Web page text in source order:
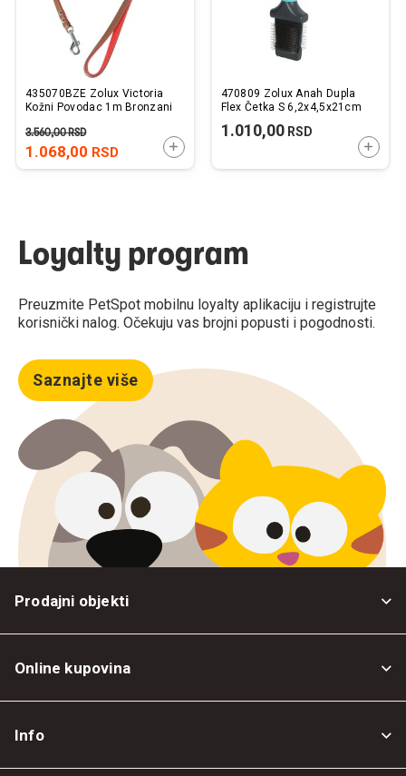
435070BZE Zolux Victoria
Kožni Povodac 1m Bronzani
1.068,00 RSD
3.560,00RSD
DODAJTE U KORPU
470809 Zolux Anah Dupla
Flex Četka S 6,2x4,5x21cm
1.010,00RSD
Loyalty program
Preuzmite PetSpot mobilnu loyalty aplikaciju i registrujte
korisnički nalog. Očekuju vas brojni popusti i pogodnosti.
Saznajte više
Prodajni objekti
Online kupovina
Info